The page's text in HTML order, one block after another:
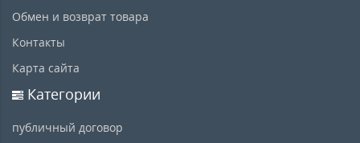
Обмен и возврат товара
Контакты
Карта сайта
Категории
публичный договор